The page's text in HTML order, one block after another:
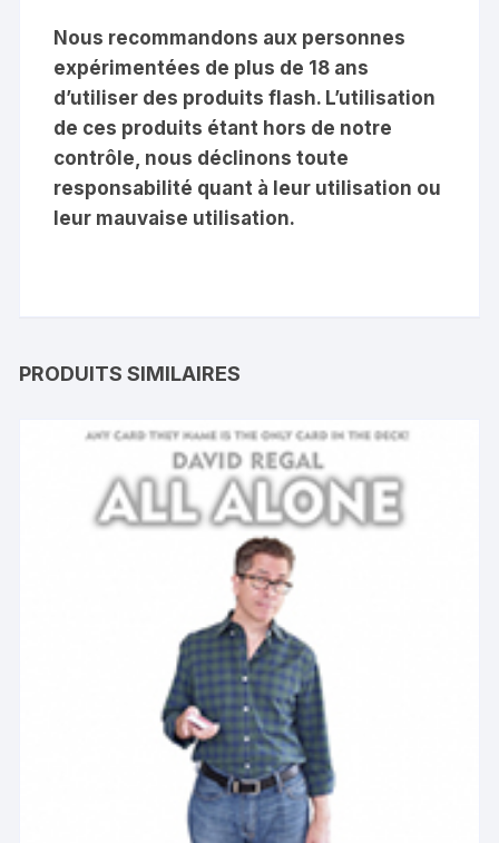
Nous recommandons aux personnes
expérimentées de plus de 18 ans
d’utiliser des produits flash. L’utilisation
de ces produits étant hors de notre
contrôle, nous déclinons toute
responsabilité quant à leur utilisation ou
leur mauvaise utilisation.
PRODUITS SIMILAIRES